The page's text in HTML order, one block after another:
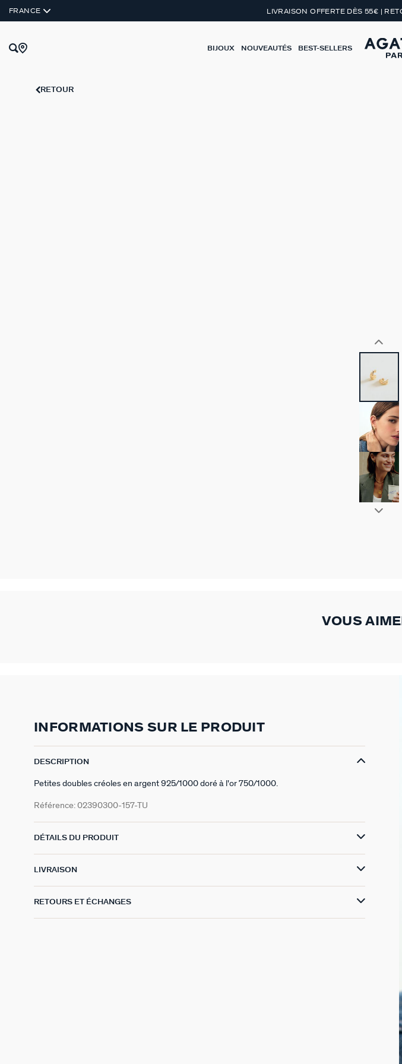
FRANCE LIVRAISON OFFERTE DÈS 55€ |
BIJOUX NOUVEAUTÉS BEST-SELLERS
RETOUR
VOUS
INFORMATIONS SUR LE PRODUIT
DESCRIPTION
Petites doubles créoles en argent 925/1000 doré à l'or 750/1000.
Référence: 02390300-157-TU
DÉTAILS DU PRODUIT
LIVRAISON
RETOURS ET ÉCHANGES